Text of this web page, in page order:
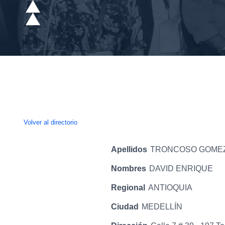
Volver al directorio
Apellidos TRONCOSO
Nombres DAVID ENRIQUE
Regional ANTIOQUIA
Ciudad MEDELLÍN